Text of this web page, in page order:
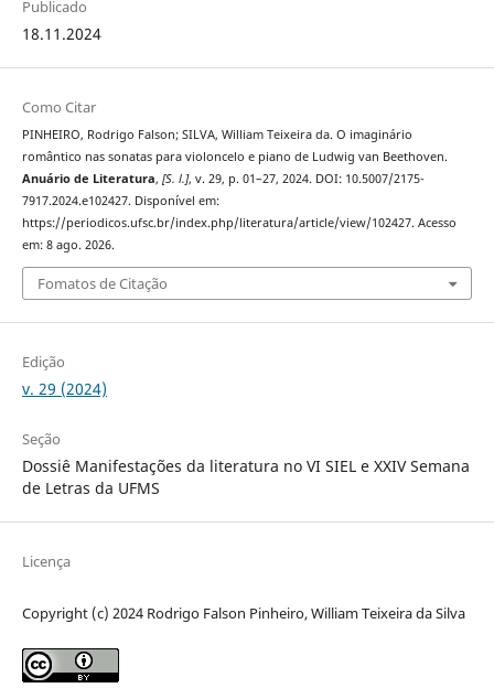
Publicado
18.11.2024
Como Citar
PINHEIRO, Rodrigo Falson; SILVA, William Teixeira da. O imaginário
romântico nas sonatas para violoncelo e piano de Ludwig van Beethoven.
Anuário de Literatura, [S. l.], v. 29, p. 01–27, 2024. DOI: 10.5007/2175-
7917.2024.e102427. Disponível em:
https://periodicos.ufsc.br/index.php/literatura/article/view/102427. Acesso
em: 8 ago. 2026.
Fomatos de Citação
Edição
v. 29 (2024)
Seção
Dossiê Manifestações da literatura no VI SIEL e XXIV Semana
de Letras da UFMS
Licença
Copyright (c) 2024 Rodrigo Falson Pinheiro, William Teixeira da Silva